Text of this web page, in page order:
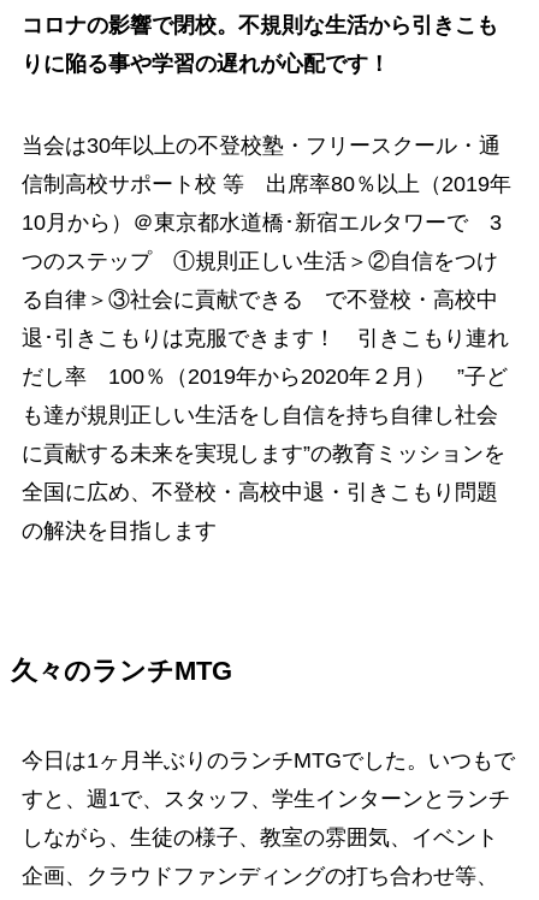
コロナの影響で閉校。不規則な生活から引きこも
りに陥る事や学習の遅れが心配です！
当会は30年以上の不登校塾・フリースクール・通
信制高校サポート校 等 出席率80％以上（2019年
10月から）＠東京都水道橋･新宿エルタワーで 3
つのステップ ①規則正しい生活＞②自信をつけ
る自律＞③社会に貢献できる で不登校・高校中
退･引きこもりは克服できます！ 引きこもり連れ
だし率 100％（2019年から2020年２月） ”子ど
も達が規則正しい生活をし自信を持ち自律し社会
に貢献する未来を実現します”の教育ミッションを
全国に広め、不登校・高校中退・引きこもり問題
の解決を目指します
久々のランチMTG
今日は1ヶ月半ぶりのランチMTGでした。いつもで
すと、週1で、スタッフ、学生インターンとランチ
しながら、生徒の様子、教室の雰囲気、イベント
企画、クラウドファンディングの打ち合わせ等、